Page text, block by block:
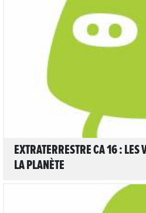
LIRE
EXTRATERRESTRE CA 16 :
LA PLANÈTE